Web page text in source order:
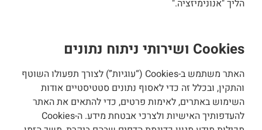
הליך "אנונימיזציה."
Cookies ושירותי ניתוח נתונים
האתר משתמש ב-Cookies (“עוגיות”) לצורך תפעולו השוטף
והתקין, ובכלל זה כדי לאסוף נתונים סטטיסטיים אודות
השימוש באתרים, לאימות פרטים, כדי להתאים את האתר
להעדפותיך האישיות ולצרכי אבטחת מידע. ה-Cookies